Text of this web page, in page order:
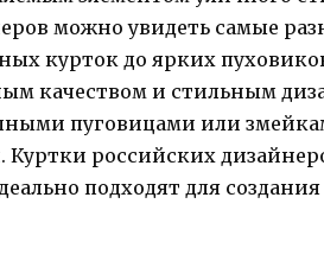
можно увидеть самые
курток до ярких
качеством и стильным
пуговицами или
российских
подходят для